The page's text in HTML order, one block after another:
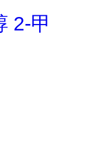
2-甲